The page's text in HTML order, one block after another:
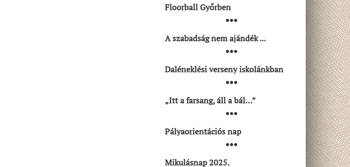
Floorball Győrben
●●●
A szabadság nem ajándék ...
●●●
Daléneklési verseny iskolánkban
●●●
„Itt a farsang, áll a bál…”
●●●
Pályaorientációs nap
●●●
Mikulásnap 2025.